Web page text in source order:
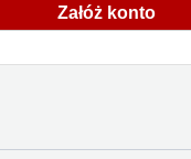
Załóż konto